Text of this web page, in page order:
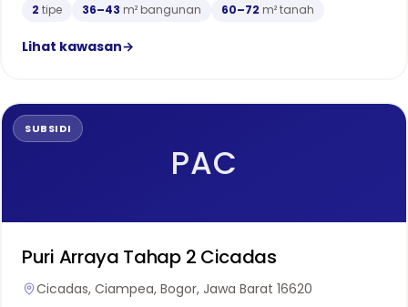
2 tipe 36–43 m² bangunan 60–72 m² tanah
Lihat kawasan→
SUBSIDI
PAC
Puri Arraya Tahap 2 Cicadas
Cicadas, Ciampea, Bogor, Jawa Barat 16620